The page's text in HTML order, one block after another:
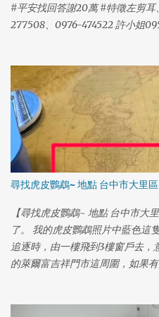
#平安找回答謝20萬 #特徵左剪
277508、0976-474522 許小姐
尋找虎皮鸚鵡~ 地點 台中市大里
【尋找虎皮鸚鵡~ 地點 台中市大
了。 我的虎皮鸚鵡照片中藍色這
追逐時，由一樓飛到3樓窗戶去
的萊爾富吉祥門市這周圍，如果